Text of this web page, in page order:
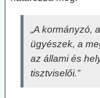
„A kormányzó,
ügyészek, a
az állami és
tisztviselői.”